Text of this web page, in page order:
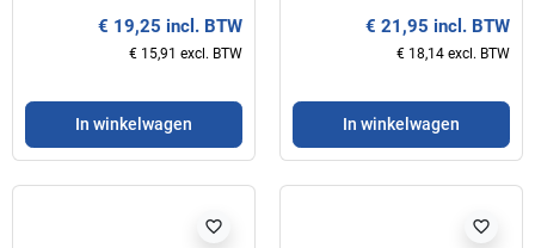
€ 19,25 incl. BTW
€ 15,91 excl. BTW
In winkelwagen
€ 21,95 incl. BTW
€ 18,14 excl. BTW
In winkelwagen
favorite_border favorite_border